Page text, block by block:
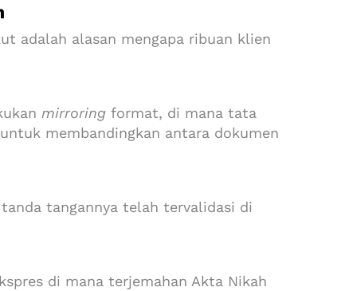
adalah alasan mengapa ribuan klien
mirroring format, di mana tata
membandingkan antara dokumen
tangannya telah tervalidasi di
di mana terjemahan Akta Nikah